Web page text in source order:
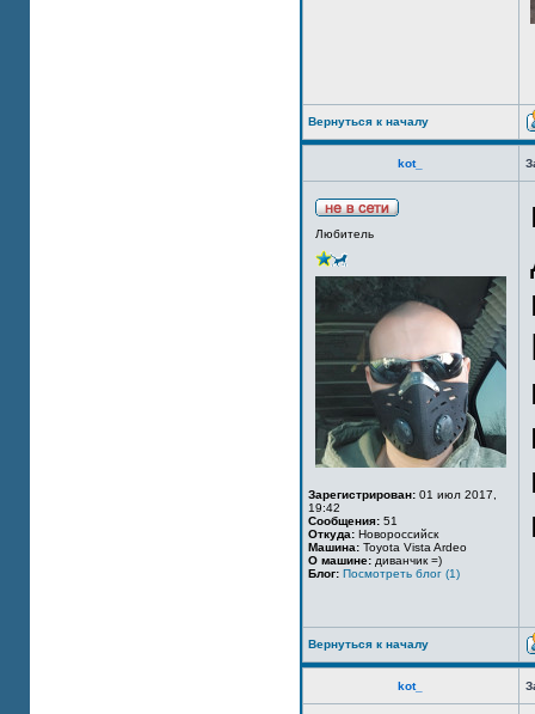
Вернуться к началу
kot_
Любитель
Зарегистрирован: 01 июл 2017,
19:42
Сообщения: 51
Откуда: Новороссийск
Машина: Toyota Vista Ardeo
О машине: диванчик =)
Блог: Посмотреть блог (1)
Вернуться к началу
kot_